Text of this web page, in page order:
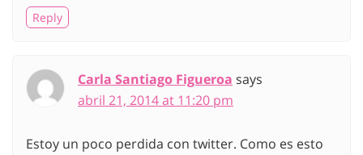
Reply
Carla Santiago Figueroa says
abril 21, 2014 at 11:20 pm
Estoy un poco perdida con twitter. Como es esto